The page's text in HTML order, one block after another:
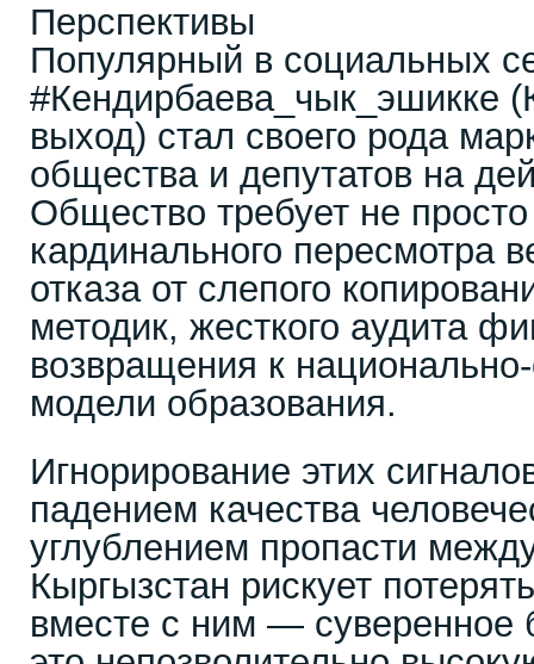
Перспективы
Популярный в социальных
#Кендирбаева_чык_эшикке
выход) стал своего рода
общества и депутатов на
Общество требует не
кардинального пересмотра
отказа от слепого
методик, жесткого аудита
возвращения к
модели образования.
Игнорирование этих
падением качества
углублением пропасти
Кыргызстан рискует
вместе с ним — суверенное